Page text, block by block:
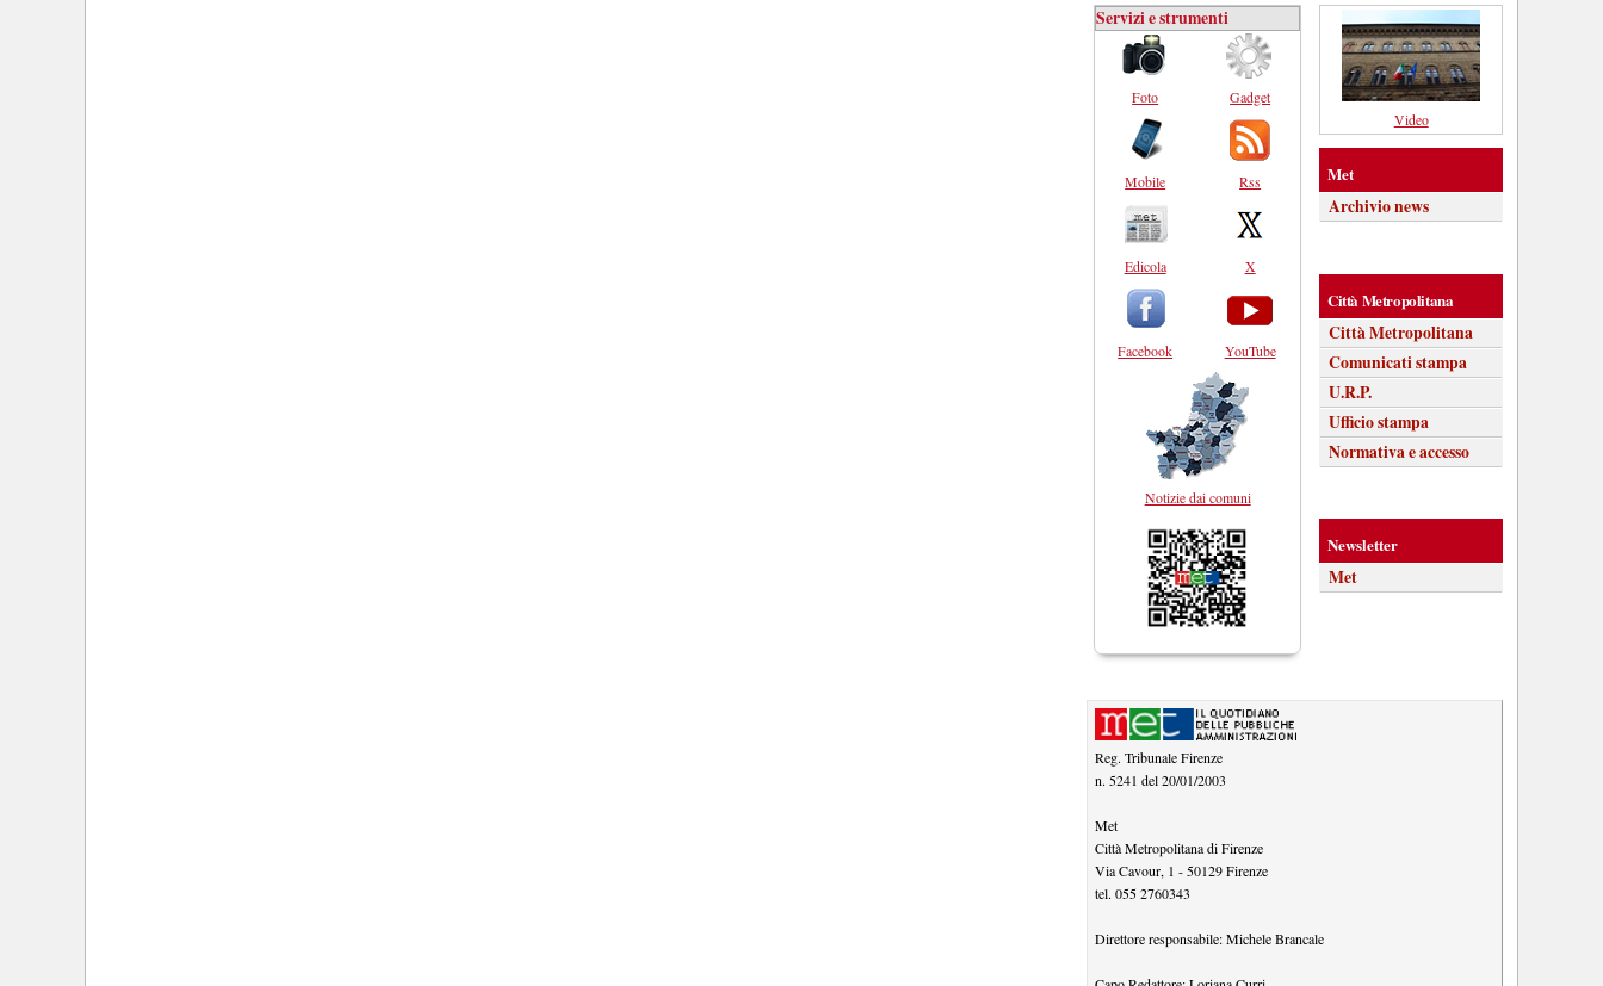
Servizi e strumenti
Foto
Mobile
Edicola
Facebook
Gadget
Rss
X
YouTube
Notizie dai comuni
Video
Met
Archivio news
Città Metropolitana
Città Metropolitana
Comunicati stampa
U.R.P.
Ufficio stampa
Normativa e accesso
Newsletter
Met
Reg. Tribunale Firenze
n. 5241 del 20/01/2003
Met
Città Metropolitana di Firenze
Via Cavour, 1 - 50129 Firenze
tel. 055 2760343
Direttore responsabile:Michele Brancale